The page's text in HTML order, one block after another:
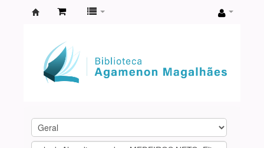
Agamenon
Magalhães